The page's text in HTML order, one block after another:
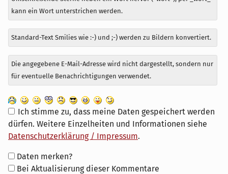
kann ein Wort unterstrichen werden.
Standard-Text Smilies wie :-) und ;-) werden zu Bildern konvertiert.
Die angegebene E-Mail-Adresse wird nicht dargestellt, sondern nur
für eventuelle Benachrichtigungen verwendet.
Ich stimme zu, dass meine Daten gespeichert werden
dürfen. Weitere Einzelheiten und Informationen siehe
Datenschutzerklärung / Impressum.
Formular-
Optionen
Daten merken?
Bei Aktualisierung dieser Kommentare